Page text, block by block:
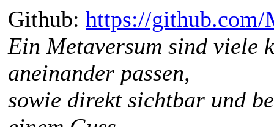
Github: https://github.com/
Ein Metaversum sind viele
aneinander passen,
sowie direkt sichtbar und